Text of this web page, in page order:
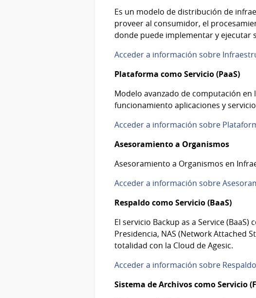
Es un modelo de distribución de
proveer al consumidor, el
donde puede implementar y ejecutar
Acceder a información sobre
Plataforma como Servicio (PaaS)
Modelo avanzado de computación
funcionamiento aplicaciones y
Acceder a información sobre
Asesoramiento a Organismos
Asesoramiento a Organismos en
Acceder a información sobre
Respaldo como Servicio (BaaS)
El servicio Backup as a Service
Presidencia, NAS (Network Attached
totalidad con la Cloud de Agesic.
Acceder a información sobre
Sistema de Archivos como Servicio